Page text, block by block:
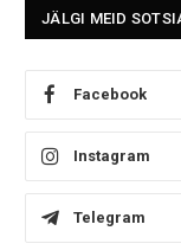
JÄLGI MEID
Facebook
Instagram
Telegram